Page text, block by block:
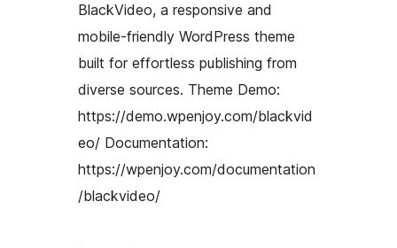
BlackVideo, a responsive and
mobile-friendly WordPress theme
built for effortless publishing from
diverse sources. Theme Demo:
https://demo.wpenjoy.com/blackvid
eo/ Documentation:
https://wpenjoy.com/documentation
/blackvideo/